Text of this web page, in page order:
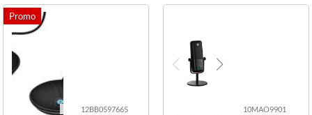
12BB0597665 10MAO9901